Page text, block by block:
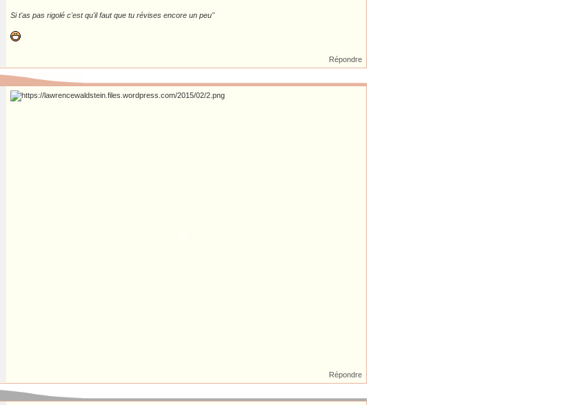
Si t'as pas rigolé c'est qu'il faut que tu révises encore un peu"
Répondre
Répondre